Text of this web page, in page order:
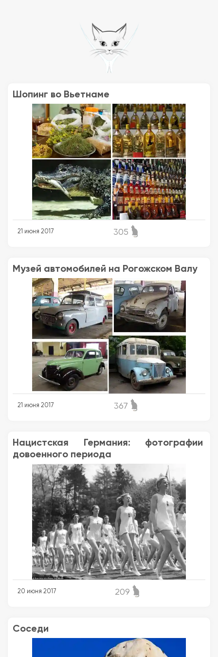
Шопинг во Вьетнаме
305
21 июня 2017
Музей автомобилей на Рогожском Валу
367
21 июня 2017
Нацистская Германия: фотографии
довоенного периода
209
20 июня 2017
Соседи